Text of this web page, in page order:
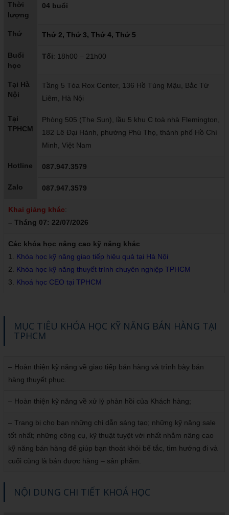
Thời
lượng
04 buổi
Thứ Thứ 2, Thứ 3, Thứ 4, Thứ 5
Buổi
học
Tối: 18h00 – 21h00
Tại Hà
Nội
Tầng 5 Tòa Rox Center, 136 Hồ Tùng Mậu, Bắc Từ
Liêm, Hà Nội
Tại
TPHCM
Phòng 505 (The Sun), lầu 5 khu C toà nhà Flemington,
182 Lê Đại Hành, phường Phú Thọ, thành phố Hồ Chí
Minh, Việt Nam
Hotline 087.947.3579
Zalo 087.947.3579
Khai giảng khác:
– Tháng 07: 22/07/2026
Các khóa học nâng cao kỹ năng khác
1. Khóa học kỹ năng giao tiếp hiệu quả tại Hà Nội
2. Khóa học kỹ năng thuyết trình chuyên nghiệp TPHCM
3. Khoá học CEO tại TPHCM
MỤC TIÊU KHÓA HỌC KỸ NĂNG BÁN HÀNG TẠI
TPHCM
– Hoàn thiện kỹ năng về giao tiếp bán hàng và trình bày bán
hàng thuyết phục.
– Hoàn thiện kỹ năng về xử lý phản hồi của Khách hàng;
– Trang bị cho bạn những chỉ dẫn sáng tạo; những kỹ năng sale
tốt nhất; những công cụ, kỹ thuật tuyệt vời nhất nhằm nâng cao
kỹ năng bán hàng để giúp bạn thoát khỏi bế tắc, tìm hướng đi và
cuối cùng là bán được hàng – sản phẩm.
NỘI DUNG CHI TIẾT KHOÁ HỌC